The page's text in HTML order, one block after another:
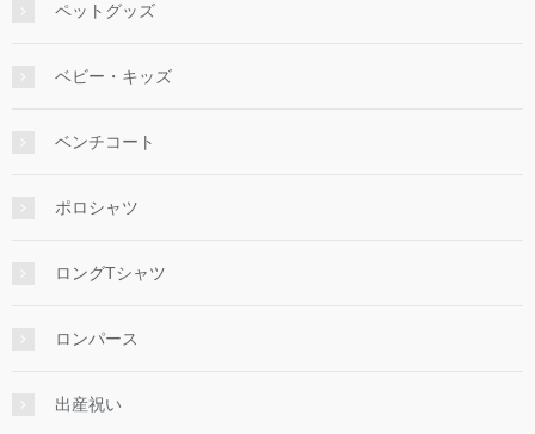
ペットグッズ
ベビー・キッズ
ベンチコート
ポロシャツ
ロングTシャツ
ロンパース
出産祝い